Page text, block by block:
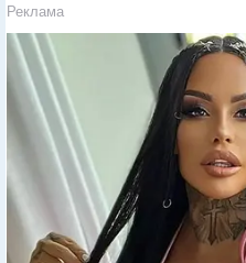
Реклама